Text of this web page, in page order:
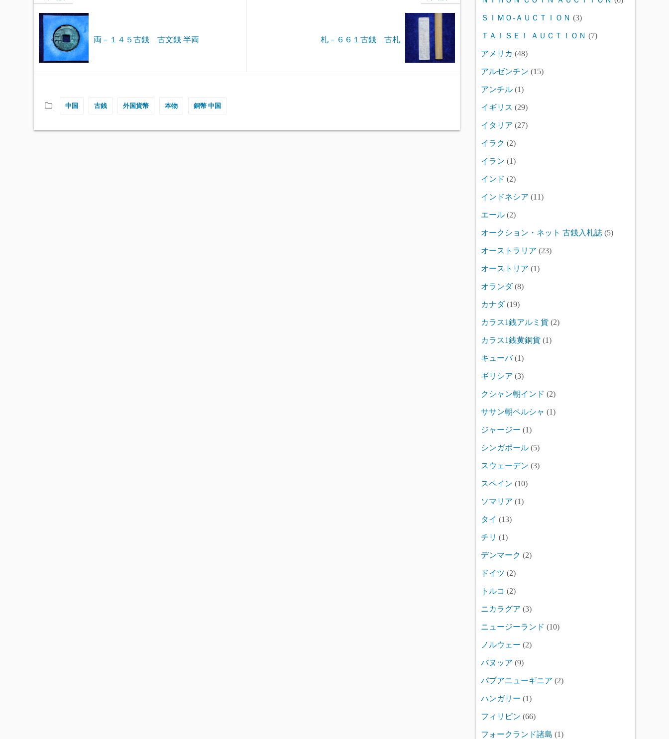
両－１４５古銭 古文銭 半両 札－６６１古銭 古札
中国 古銭 外国貨幣 本物 銅幣 中国
ＳＩＭＯ-ＡＵＣＴＩＯＮ (3)
ＴＡＩＳＥＩ ＡＵＣＴＩＯＮ (7)
アメリカ (48)
アルゼンチン (15)
アンチル (1)
イギリス (29)
イタリア (27)
イラク (2)
イラン (1)
インド (2)
インドネシア (11)
エール (2)
オークション・ネット 古銭入札誌 (5)
オーストラリア (23)
オーストリア (1)
オランダ(8)
カナダ(19)
カラス1銭アルミ貨 (2)
カラス1銭黄銅貨 (1)
キューバ(1)
ギリシア (3)
クシャン朝インド (2)
ササン朝ペルシャ (1)
ジャージー (1)
シンガポール (5)
スウェーデン (3)
スペイン (10)
ソマリア (1)
タイ (13)
チリ (1)
デンマーク (2)
ドイツ (2)
トルコ (2)
ニカラグア (3)
ニュージーランド (10)
ノルウェー (2)
バヌッア (9)
パプアニューギニア (2)
ハンガリー (1)
フィリピン (66)
フォークランド諸島 (1)